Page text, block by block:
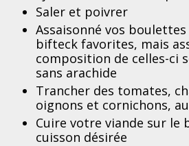
Saler et poivrer
Assaisonné vos boulettes
bifteck favorites, mais
composition de celles-ci
sans arachide
Trancher des tomates,
oignons et cornichons,
Cuire votre viande sur le
cuisson désirée